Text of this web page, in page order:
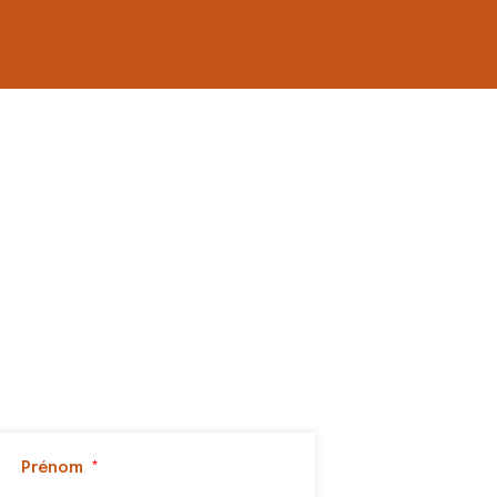
Prénom